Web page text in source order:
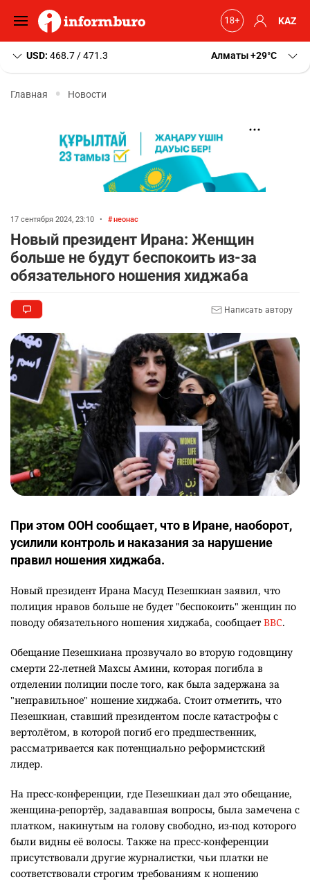
KAZ
USD: 468.7 / 471.3 Алматы+29 C
Главная Новости
17 сентября 2024, 23:10 • неонас
Новый президент Ирана: Женщин
больше не будут беспокоить из-за
обязательного ношения хиджаба
Написать автору
При этом ООН сообщает, что в Иране, наоборот,
усилили контроль и наказания за нарушение
правил ношения хиджаба.
Новый президент Ирана Масуд Пезешкиан заявил, что
полиция нравов больше не будет "беспокоить" женщин по
поводу обязательного ношения хиджаба, сообщает BBC.
Обещание Пезешкиана прозвучало во вторую годовщину
смерти 22-летней Махсы Амини, которая погибла в
отделении полиции после того, как была задержана за
"неправильное" ношение хиджаба. Стоит отметить, что
Пезешкиан, ставший президентом после катастрофы с
вертолётом, в которой погиб его предшественник,
рассматривается как потенциально реформистский
лидер.
На пресс-конференции, где Пезешкиан дал это обещание,
женщина-репортёр, задававшая вопросы, была замечена с
платком, накинутым на голову свободно, из-под которого
были видны её волосы. Также на пресс-конференции
присутствовали другие журналистки, чьи платки не
соответствовали строгим требованиям к ношению